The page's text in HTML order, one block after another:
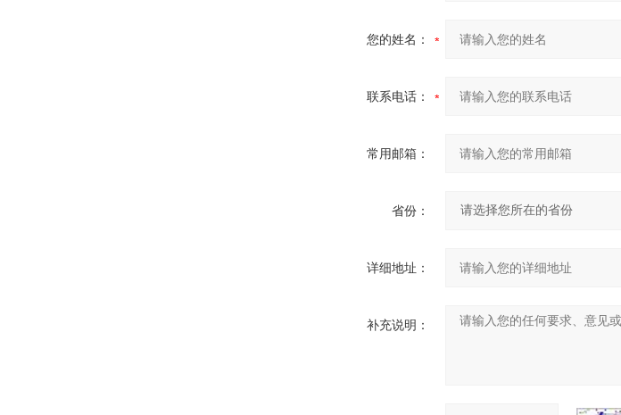
您的姓名：
联系电话：
常用邮箱：
省份：
详细地址：
补充说明：